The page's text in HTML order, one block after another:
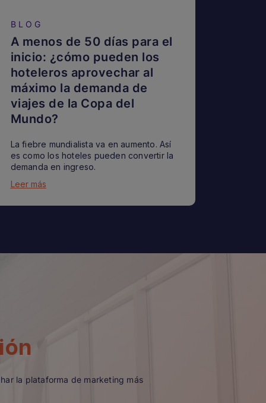
BLOG
A menos de 50 días para el
inicio: ¿cómo pueden los
hoteleros aprovechar al
máximo la demanda de
viajes de la Copa del
Mundo?
La fiebre mundialista va en aumento. Así
es como los hoteles pueden convertir la
demanda en ingreso.
Leer más
la plataforma de marketing más